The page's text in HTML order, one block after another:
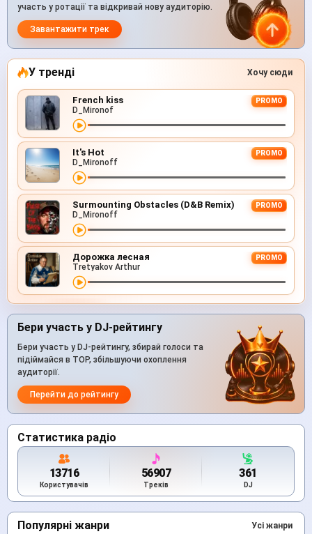
участь у ротації та відкривай нову аудиторію.
Завантажити трек
У тренді Хочу сюди
French kiss PROMO
D_Mironof
It's Hot PROMO
D_Mironoff
Surmounting Obstacles (D&B Remix) PROMO
D_Mironoff
Дорожка лесная PROMO
Tretyakov Arthur
Бери участь у DJ-рейтингу
Бери участь у DJ-рейтингу, збирай голоси та
підіймайся в TOP, збільшуючи охоплення
аудиторії.
Перейти до рейтингу
Статистика радіо
13716
Користувачів
56907
Треків
361
DJ
Популярні жанри Усі жанри